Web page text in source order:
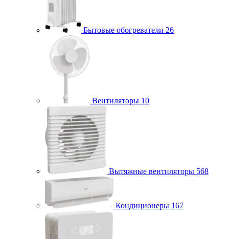
Бытовые обогреватели 26
Вентиляторы 10
Вытяжные вентиляторы 568
Кондиционеры 167